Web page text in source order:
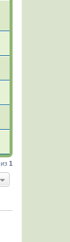
из 1